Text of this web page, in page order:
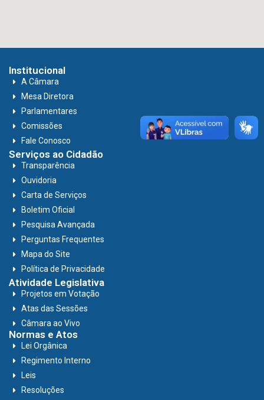
Institucional
A Câmara
Mesa Diretora
Parlamentares
Comissões
Fale Conosco
Serviços ao Cidadão
Transparência
Ouvidoria
Carta de Serviços
Boletim Oficial
Pesquisa Avançada
Perguntas Frequentes
Mapa do Site
Política de Privacidade
Atividade Legislativa
Projetos em Votação
Atas das Sessões
Câmara ao Vivo
Normas e Atos
Lei Orgânica
Regimento Interno
Leis
Resoluções